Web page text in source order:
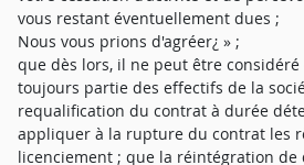
vous restant éventuellement dues ;
Nous vous prions d'agréer¿ » ;
que dès lors, il ne peut être
toujours partie des effectifs de la
requalification du contrat à durée
appliquer à la rupture du contrat les
licenciement ; que la réintégration